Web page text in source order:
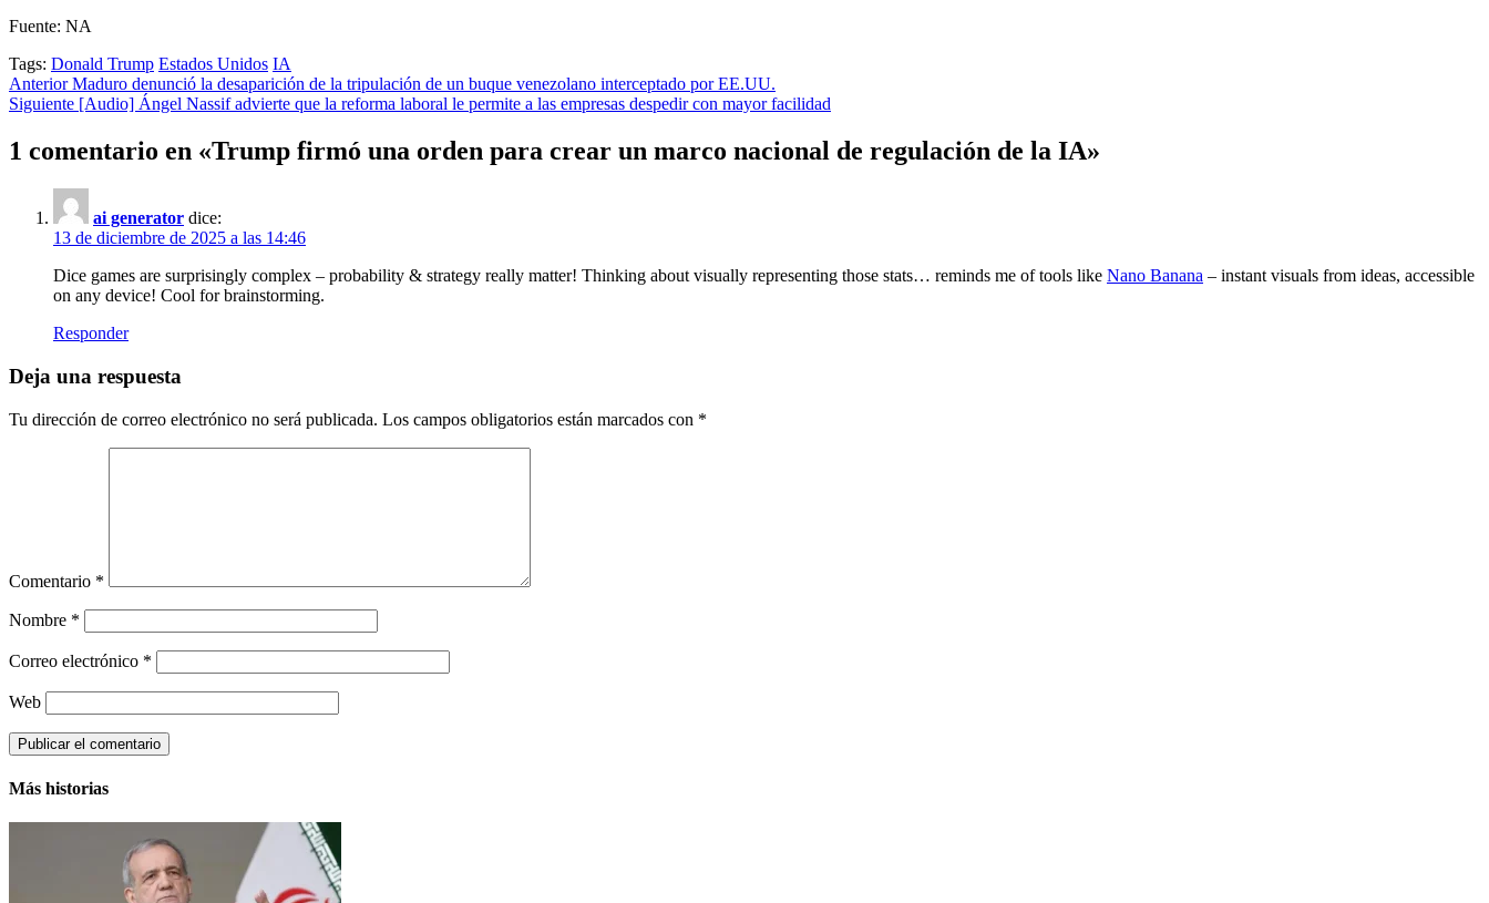
Fuente: NA
Tags: Donald Trump Estados Unidos IA
Post
navigation
AnteriorMaduro denunció la desaparición de la tripulación de un buque venezolano interceptado por EE.UU.
Siguiente [Audio] Ángel Nassif advierte que la reforma laboral le permite a las empresas despedir con mayor facilidad
1 comentario en «Trump firmó una orden para crear un marco nacional de regulación de la IA»
ai generator dice:
13 de diciembre de 2025 a las 14:46
Dice games are surprisingly complex – probability & strategy really matter! Thinking about visually representing those stats… reminds me of tools like Nano Banana – instant visuals from ideas, accessible
on any device! Cool for brainstorming.
Responder
Deja una respuesta
Tu dirección de correo electrónico no será publicada. Los campos obligatorios están marcados con *
Comentario *
Nombre *
Correo electrónico *
Web
Más historias